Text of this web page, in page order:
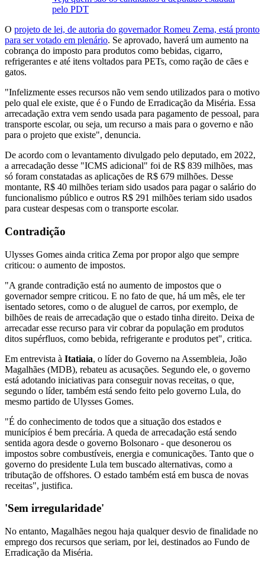
pelo PDT
O projeto de lei, de autoria do governador Romeu Zema, está pronto
para ser votado em plenário. Se aprovado, haverá um aumento na
cobrança do imposto para produtos como bebidas, cigarro,
refrigerantes e até itens voltados para PETs, como ração de cães e
gatos.
"Infelizmente esses recursos não vem sendo utilizados para o motivo
pelo qual ele existe, que é o Fundo de Erradicação da Miséria. Essa
arrecadação extra vem sendo usada para pagamento de pessoal, para
transporte escolar, ou seja, um recurso a mais para o governo e não
para o projeto que existe", denuncia.
De acordo com o levantamento divulgado pelo deputado, em 2022,
a arrecadação desse "ICMS adicional" foi de R$ 839 milhões, mas
só foram constatadas as aplicações de R$ 679 milhões. Desse
montante, R$ 40 milhões teriam sido usados para pagar o salário do
funcionalismo público e outros R$ 291 milhões teriam sido usados
para custear despesas com o transporte escolar.
Contradição
Ulysses Gomes ainda critica Zema por propor algo que sempre
criticou: o aumento de impostos.
"A grande contradição está no aumento de impostos que o
governador sempre criticou. E no fato de que, há um mês, ele ter
isentado setores, como o de aluguel de carros, por exemplo, de
bilhões de reais de arrecadação que o estado tinha direito. Deixa de
arrecadar esse recurso para vir cobrar da população em produtos
ditos supérfluos, como bebida, refrigerante e produtos pet", critica.
Em entrevista à Itatiaia, o líder do Governo na Assembleia, João
Magalhães (MDB), rebateu as acusações. Segundo ele, o governo
está adotando iniciativas para conseguir novas receitas, o que,
segundo o líder, também está sendo feito pelo governo Lula, do
mesmo partido de Ulysses Gomes.
"É do conhecimento de todos que a situação dos estados e
municípios é bem precária. A queda de arrecadação está sendo
sentida agora desde o governo Bolsonaro - que desonerou os
impostos sobre combustíveis, energia e comunicações. Tanto que o
governo do presidente Lula tem buscado alternativas, como a
tributação de offshores. O estado também está em busca de novas
receitas", justifica.
'Sem irregularidade'
No entanto, Magalhães negou haja qualquer desvio de finalidade no
emprego dos recursos que seriam, por lei, destinados ao Fundo de
Erradicação da Miséria.